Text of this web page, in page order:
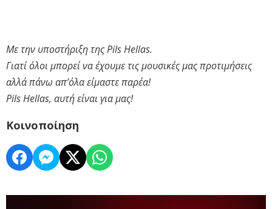
Με την υποστήριξη της Pils Hellas.
Γιατί όλοι μπορεί να έχουμε τις μουσικές μας προτιμήσεις
αλλά πάνω απ’όλα είμαστε παρέα!
Pils Hellas, αυτή είναι για μας!
Κοινοποίηση